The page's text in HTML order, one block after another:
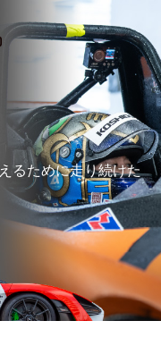
るために走り続けた